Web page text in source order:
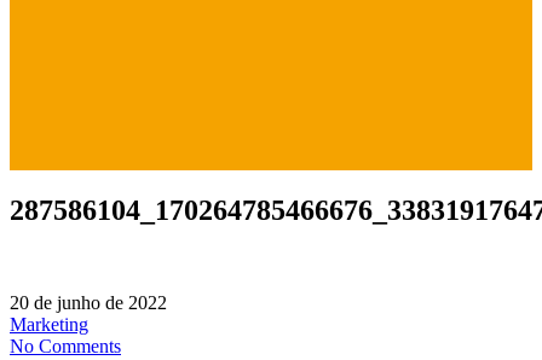
20 de junho de 2022
Marketing
No Comments